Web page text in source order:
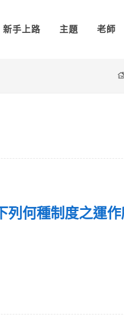
新手上路 主題 老師
列何種制度之運